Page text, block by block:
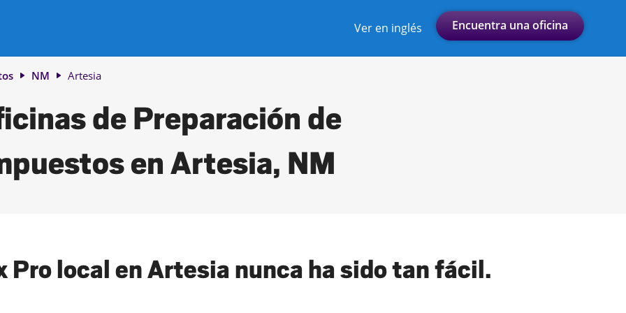
Encuentra una oficina
Ver en inglés
NM Artesia
de Preparación de
en Artesia, NM
Pro local en Artesia nunca ha sido tan fácil.